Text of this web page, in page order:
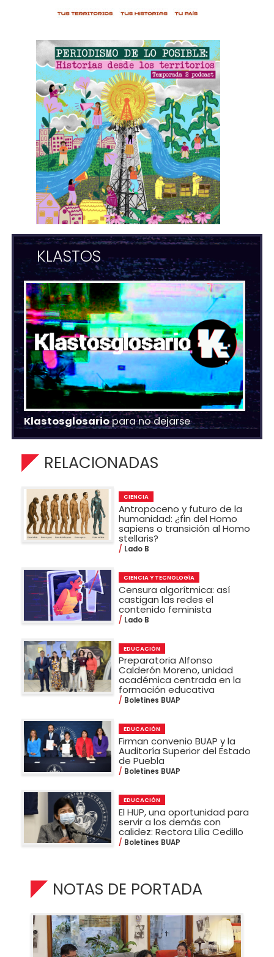
KLASTOS
Klastosglosariopara no dejarse
RELACIONADAS
CIENCIA
Antropoceno y futuro de la
humanidad: ¿fin del Homo
sapiens o transición al Homo
stellaris?
Lado B
CIENCIA Y TECNOLOGÍA
Censura algorítmica: así
castigan las redes el
contenido feminista
Lado B
EDUCACIÓN
Preparatoria Alfonso
Calderón Moreno, unidad
académica centrada en la
formación educativa
Boletines BUAP
EDUCACIÓN
Firman convenio BUAP y la
Auditoría Superior del Estado
de Puebla
Boletines BUAP
EDUCACIÓN
El HUP, una oportunidad para
servir a los demás con
calidez: Rectora Lilia Cedillo
Boletines BUAP
NOTAS DE PORTADA